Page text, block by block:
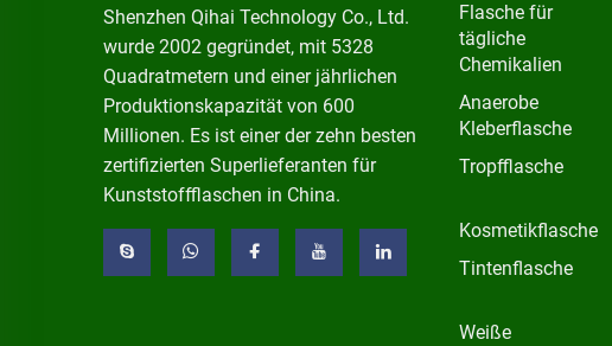
Shenzhen Qihai Technology Co., Ltd.
wurde 2002 gegründet, mit 5328
Quadratmetern und einer jährlichen
Produktionskapazität von 600
Millionen. Es ist einer der zehn besten
zertifizierten Superlieferanten für
Kunststoffflaschen in China.
Flasche für
tägliche
Chemikalien
Anaerobe
Kleberflasche
Tropfflasche
Kosmetikflasche
Tintenflasche
Weiße